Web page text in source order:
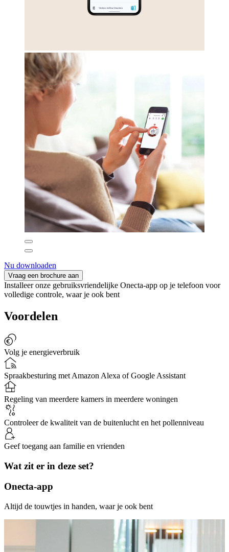
Nu downloaden
Vraag een brochure aan
Installeer onze gebruiksvriendelijke Onecta-app op je telefoon voor
volledige controle, waar je ook bent
Voordelen
Volg je energieverbruik
Spraakbesturing met Amazon Alexa of Google Assistant
Regeling van meerdere kamers in meerdere woningen
Controleer de kwaliteit van de buitenlucht en het pollenniveau
Geef toegang aan familie en vrienden
Wat zit er in deze set?
Onecta-app
Altijd de touwtjes in handen, waar je ook bent